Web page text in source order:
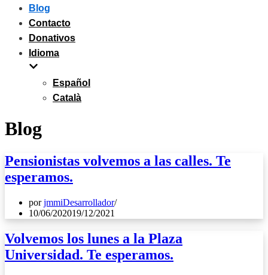
Blog
Contacto
Donativos
Idioma
Español
Català
Blog
Pensionistas volvemos a las calles. Te
esperamos.
porjmmiDesarrollador
10/06/202019/12/2021
Volvemos los lunes a la Plaza
Universidad. Te esperamos.